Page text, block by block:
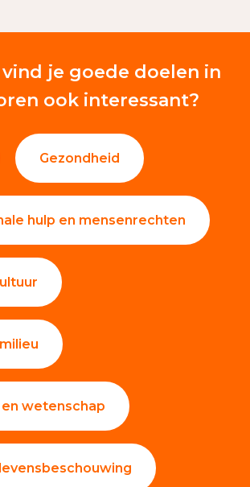
je goede doelen in
ook interessant?
Gezondheid
hulp en mensenrechten
wetenschap